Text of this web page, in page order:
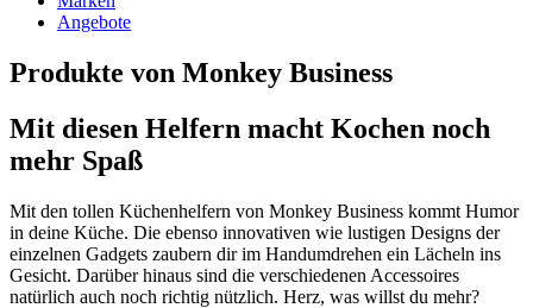
Angebote
Produkte von Monkey Business
Mit diesen Helfern macht Kochen noch
mehr Spaß
Mit den tollen Küchenhelfern von Monkey Business kommt Humor
in deine Küche. Die ebenso innovativen wie lustigen Designs der
einzelnen Gadgets zaubern dir im Handumdrehen ein Lächeln ins
Gesicht. Darüber hinaus sind die verschiedenen Accessoires
natürlich auch noch richtig nützlich. Herz, was willst du mehr?